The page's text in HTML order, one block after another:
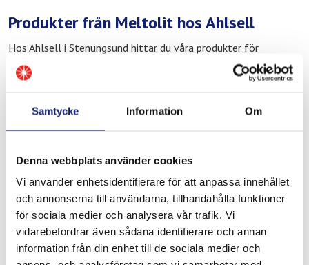
Samtycke Information Om
Denna webbplats använder cookies
Vi använder enhetsidentifierare för att anpassa innehållet
och annonserna till användarna, tillhandahålla funktioner
för sociala medier och analysera vår trafik. Vi
vidarebefordrar även sådana identifierare och annan
information från din enhet till de sociala medier och
Produkter från Meltolit hos Ahlsell
Hos Ahlsell i Stenungsund hittar du våra produkter för
yrkesmässig svetsning och lödning. Sortimentet inkluderar
lödtenn och mjuklödmaterial för rörsystem i koppar och
hårdlödprodukter för applikationer med höga krav på
löpande drift i industrin.
Våra produkter är framtagna för att fungera konsekvent och
pålitligt under verkliga driftförhållanden. I Stenungsunds
industrimiljö, där installationer ska hålla under högt tryck och
varierande temperaturer, är det viktigt att materialet man
väljer inte kompromissar med prestandan.